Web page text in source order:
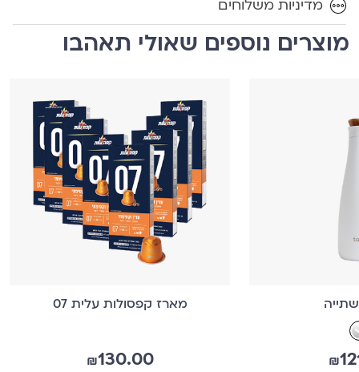
מדיניות משלוחים
מוצרים נוספים שאולי תאהבו
₪
מארז קפסולות עלית 07
130.00
₪